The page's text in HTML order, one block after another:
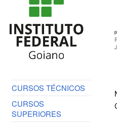
CURSOS TÉCNICOS
CURSOS
SUPERIORES